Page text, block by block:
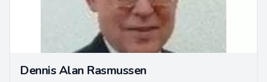
Dennis Alan Rasmussen